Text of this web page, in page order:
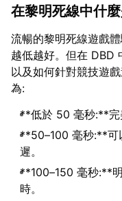
在黎明死線中什
流暢的黎明死線遊戲
越低越好。但在 DBD
以及如何針對競技遊
為:
**低於 50 毫秒:**完
**50–100 毫秒:**可
遲。
**100–150 毫秒:**
時。